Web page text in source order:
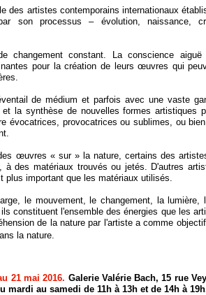
des artistes contemporains internationaux
son processus – évolution, naissance,
changement constant. La conscience
pour la création de leurs œuvres qui
de médium et parfois avec une vaste
la synthèse de nouvelles formes artistiques
évocatrices, provocatrices ou sublimes, ou
œuvres « sur » la nature, certains des
à des matériaux trouvés ou jetés. D'autres
plus important que les matériaux utilisés.
le mouvement, le changement, la
constituent l'ensemble des énergies que les
de la nature par l'artiste a comme
la nature.
21 mai 2016. Galerie Valérie Bach, 15 rue
mardi au samedi de 11h à 13h et de 14h à